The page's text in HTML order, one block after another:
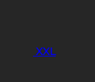
XXL